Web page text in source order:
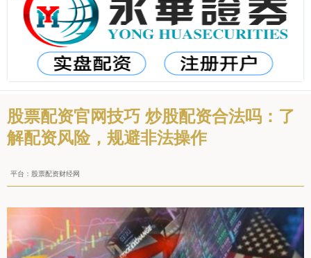
股票配资官网技巧 炒股配资合法吗：了
解配资风险，规避非法操作
平台：股票配资财经网